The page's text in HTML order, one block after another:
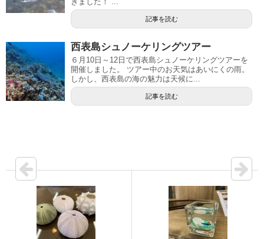
記事を読む
西表島シュノーケリングツアー
６月10日～12日で西表島シュノーケリングツアーを
開催しました。 ツアー中のお天気はあいにくの雨。
しかし、西表島の海の魅力は天候に...
記事を読む